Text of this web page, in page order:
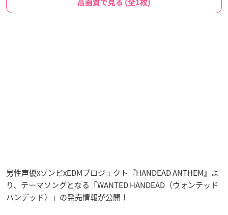
高画質で見る (全1枚)
男性声優xゾンビxEDMプロジェクト『HANDEAD ANTHEM』よ
り、テーマソングとなる「WANTED HANDEAD（ウォンテッド
ハンデッド）」の発売情報が公開！